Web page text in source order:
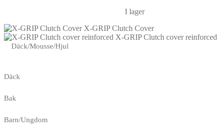
I lager
X-GRIP Clutch Cover
X-GRIP Clutch cover reinforced
Däck/Mousse/Hjul
Däck
Bak
Barn/Ungdom